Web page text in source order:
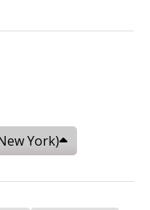
York)